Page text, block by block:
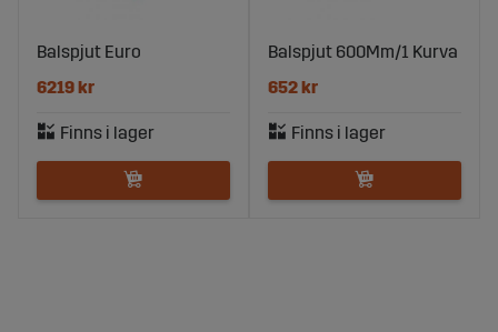
Balspjut Euro
6219 kr
Balspjut 600Mm/1 Kurva
652 kr